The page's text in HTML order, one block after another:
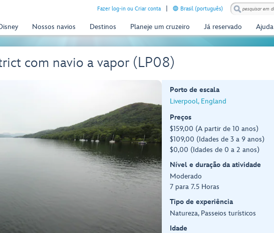
Fazer log-in ou Criar conta Brasil (português)
Nossos navios Destinos Planeje um cruzeiro Já reservado Ajuda
com navio a vapor (LP08)
Porto de escala
Liverpool, England
Preços
$159,00 (A partir de 10 anos)
$109,00 (Idades de 3 a 9 anos)
$0,00 (Idades de 0 a 2 anos)
Nível e duração da atividade
Moderado
7 para 7.5 Horas
Tipo de experiência
Natureza, Passeios turísticos
Idade